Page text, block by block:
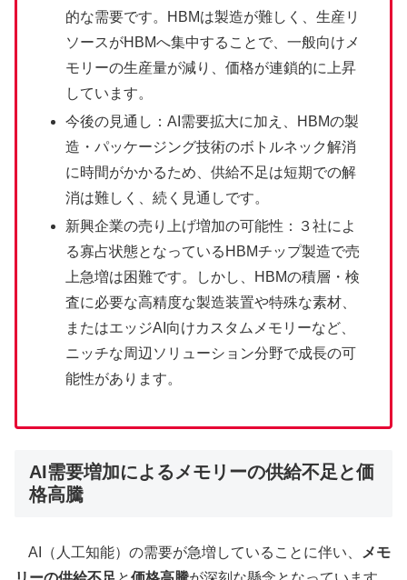
的な需要です。HBMは製造が難しく、生産リ
ソースがHBMへ集中することで、一般向けメ
モリーの生産量が減り、価格が連鎖的に上昇
しています。
今後の見通し：AI需要拡大に加え、HBMの製
造・パッケージング技術のボトルネック解消
に時間がかかるため、供給不足は短期での解
消は難しく、続く見通しです。
新興企業の売り上げ増加の可能性：３社によ
る寡占状態となっているHBMチップ製造で売
上急増は困難です。しかし、HBMの積層・検
査に必要な高精度な製造装置や特殊な素材、
またはエッジAI向けカスタムメモリーなど、
ニッチな周辺ソリューション分野で成長の可
能性があります。
AI需要増加によるメモリーの供給不足と価
格高騰
AI（人工知能）の需要が急増していることに伴い、
メモ